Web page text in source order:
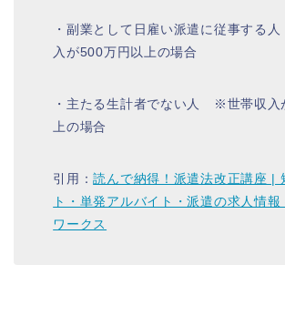
・副業として日雇い派遣に従事する
入が500万円以上の場合
・主たる生計者でない人 ※世帯収入
上の場合
引用：読んで納得！派遣法改正講座 |
ト・単発アルバイト・派遣の求人情報
ワークス